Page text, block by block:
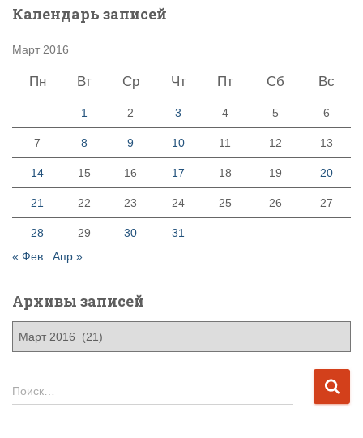
Календарь записей
Март 2016
Пн Вт Ср Чт Пт Сб Вс
1 2 3 4 5 6
7 8 9 10 11 12 13
14 15 16 17 18 19 20
21 22 23 24 25 26 27
28 29 30
31
« Фев
Апр »
Архивы записей
в
Н
а
Поиск…